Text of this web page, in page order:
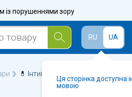
із порушеннями зору
RU UA
Ця сторінка доступна
мовою
💊 Інтимні мастила і гелі у